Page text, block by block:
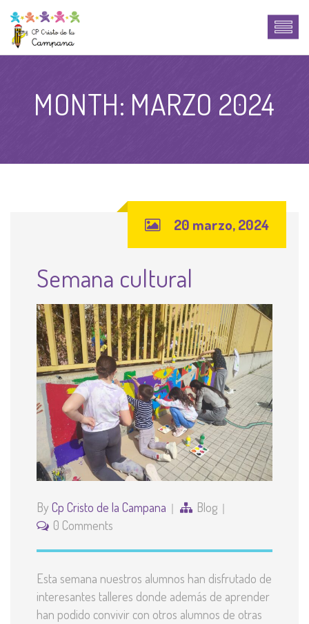
MONTH: MARZO 2024
20 marzo, 2024
Semana cultural
By Cp Cristo de la Campana
Blog
0 Comments
Esta semana nuestros alumnos han disfrutado de
interesantes talleres donde además de aprender
han podido convivir con otros alumnos de otras